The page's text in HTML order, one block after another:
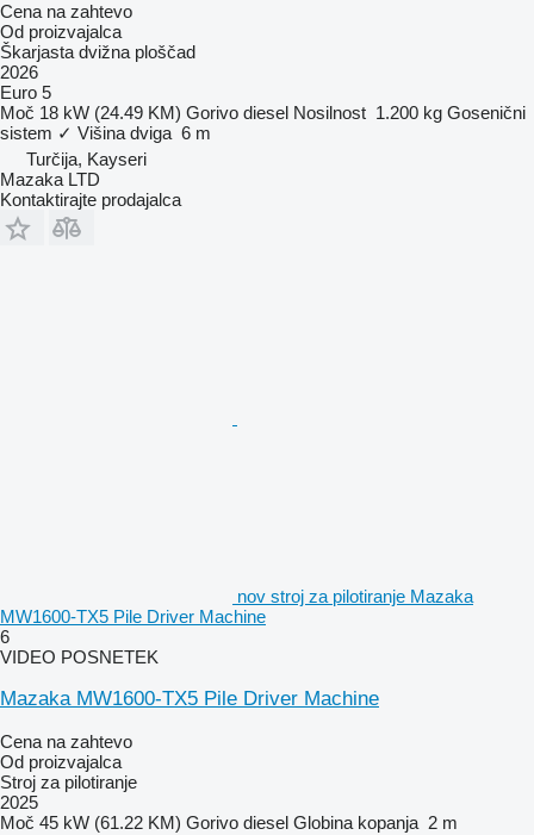
Cena na zahtevo
Od proizvajalca
Škarjasta dvižna ploščad
2026
Euro 5
Moč 18 kW (24.49 KM) Gorivo diesel Nosilnost 1.200 kg Gosenični
sistem ✓ Višina dviga 6 m
Turčija, Kayseri
Mazaka LTD
Kontaktirajte prodajalca
nov stroj za pilotiranje Mazaka
MW1600-TX5 Pile Driver Machine
6
VIDEO POSNETEK
Mazaka MW1600-TX5 Pile Driver Machine
Cena na zahtevo
Od proizvajalca
Stroj za pilotiranje
2025
Moč 45 kW (61.22 KM) Gorivo diesel Globina kopanja 2 m